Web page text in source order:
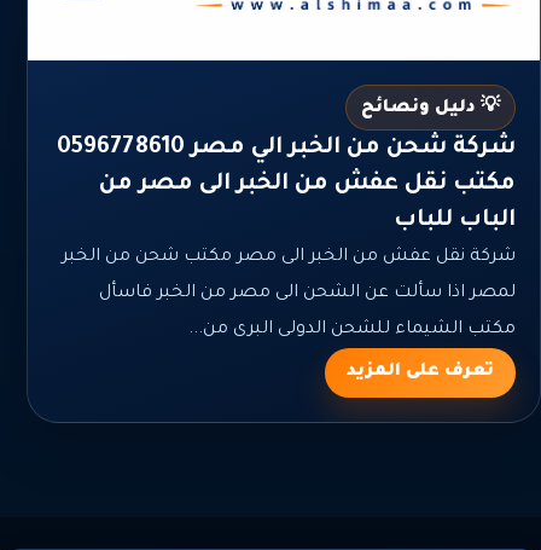
💡 دليل ونصائح
شركة شحن من الخبر الي مصر 0596778610
مكتب نقل عفش من الخبر الى مصر من
الباب للباب
شركة نقل عفش من الخبر الى مصر مكتب شحن من الخبر
لمصر اذا سألت عن الشحن الى مصر من الخبر فاسأل
مكتب الشيماء للشحن الدولى البرى من...
تعرف على المزيد